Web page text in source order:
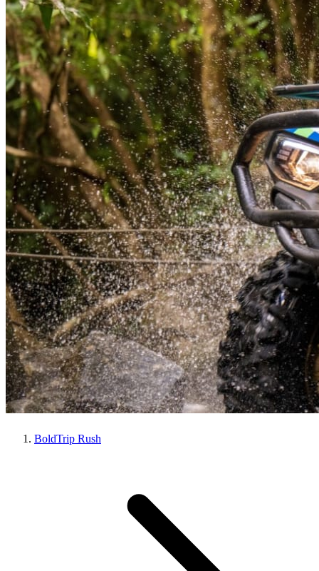
BoldTrip Rush